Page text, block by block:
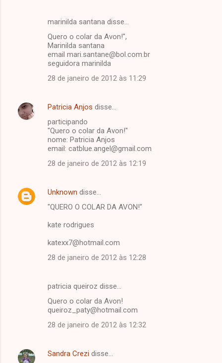
marinilda santana disse…
Quero o colar da Avon!",
Marinilda santana
email mari.santane@bol.com.br
seguidora marinilda
28 de janeiro de 2012 às 11:29
Patricia Anjos disse…
participando
"Quero o colar da Avon!"
nome: Patricia Anjos
email: catblue.angel@gmail.com
28 de janeiro de 2012 às 12:19
Unknown disse…
"QUERO O COLAR DA AVON!"
kate rodrigues
katexx7@hotmail.com
28 de janeiro de 2012 às 12:28
patricia queiroz disse…
Quero o colar da Avon!
queiroz_paty@hotmail.com
28 de janeiro de 2012 às 12:32
Sandra Crezi disse…